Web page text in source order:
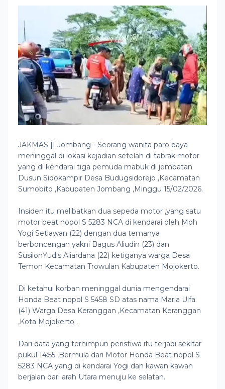
JAKMAS || Jombang - Seorang wanita paro baya
meninggal di lokasi kejadian setelah di tabrak motor
yang di kendarai tiga pemuda mabuk di jembatan
Dusun Sidokampir Desa Budugsidorejo ,Kecamatan
Sumobito ,Kabupaten Jombang ,Minggu 15/02/2026.
Insiden itu melibatkan dua sepeda motor ,yang satu
motor beat nopol S 5283 NCA di kendarai oleh Moh
Yogi Setiawan (22) dengan dua temanya
berboncengan yakni Bagus Aliudin (23) dan
SusilonYudis Aliardana (22) ketiganya warga Desa
Temon Kecamatan Trowulan Kabupaten Mojokerto.
Di ketahui korban meninggal dunia mengendarai
Honda Beat nopol S 5458 SD atas nama Maria Ulfa
(41) Warga Desa Keranggan ,Kecamatan Keranggan
,Kota Mojokerto .
Dari data yang terhimpun peristiwa itu terjadi sekitar
pukul 14:55 ,Bermula dari Motor Honda Beat nopol S
5283 NCA yang di kendarai Yogi dan kawan kawan
berjalan dari arah Utara menuju ke selatan.